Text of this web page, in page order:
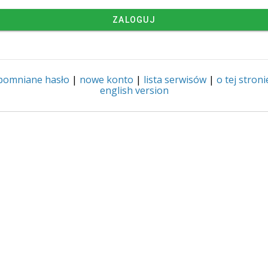
ZALOGUJ
hasło | nowe konto | lista serwisów | o tej
english version